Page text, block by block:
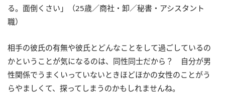
る。面倒くさい」（25歳／商社・卸／秘書・アシスタント
職）
相手の彼氏の有無や彼氏とどんなことをして過ごしているの
かということが気になるのは、同性同士だから？ 自分が男
性関係でうまくいっていないときほどほかの女性のことがう
らやましくて、探ってしまうのかもしれませんね。